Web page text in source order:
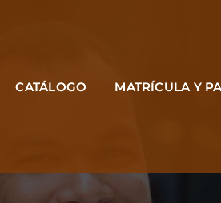
CATÁLOGO MATRÍCULA Y